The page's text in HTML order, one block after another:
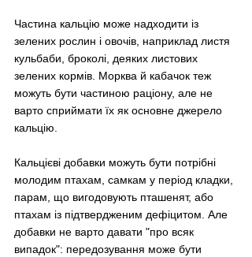
Частина кальцію може надходити із
зелених рослин і овочів, наприклад листя
кульбаби, броколі, деяких листових
зелених кормів. Морква й кабачок теж
можуть бути частиною раціону, але не
варто сприймати їх як основне джерело
кальцію.
Кальцієві добавки можуть бути потрібні
молодим птахам, самкам у період кладки,
парам, що вигодовують пташенят, або
птахам із підтвердженим дефіцитом. Але
добавки не варто давати "про всяк
випадок": передозування може бути